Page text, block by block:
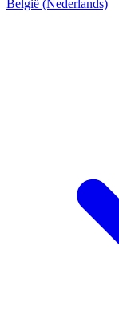
België (Nederlands)